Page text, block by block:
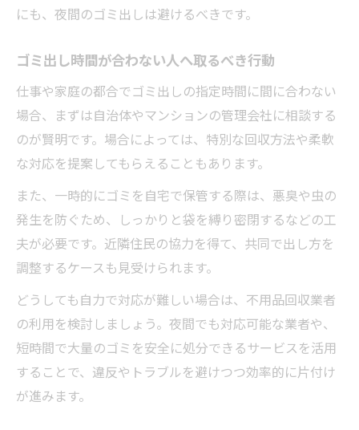
にも、夜間のゴミ出しは避けるべきです。
ゴミ出し時間が合わない人へ取るべき行動
仕事や家庭の都合でゴミ出しの指定時間に間に合わない
場合、まずは自治体やマンションの管理会社に相談する
のが賢明です。場合によっては、特別な回収方法や柔軟
な対応を提案してもらえることもあります。
また、一時的にゴミを自宅で保管する際は、悪臭や虫の
発生を防ぐため、しっかりと袋を縛り密閉するなどの工
夫が必要です。近隣住民の協力を得て、共同で出し方を
調整するケースも見受けられます。
どうしても自力で対応が難しい場合は、不用品回収業者
の利用を検討しましょう。夜間でも対応可能な業者や、
短時間で大量のゴミを安全に処分できるサービスを活用
することで、違反やトラブルを避けつつ効率的に片付け
が進みます。